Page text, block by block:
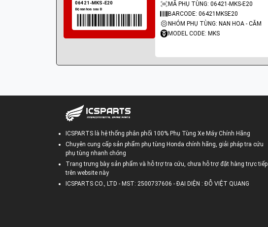
MÃ PHỤ TÙNG: 06421-MKS-E20
BARCODE: 06421MKSE20
NHÓM PHỤ TÙNG: NAN HOA - CĂM
MODEL CODE: MKS
ICSPARTS là hệ thống phân phối 100% Phụ Tùng Xe Máy Chính Hãng
Chuyên cung cấp sản phẩm phụ tùng Honda chính hãng, giải pháp tra cứu
phụ tùng nhanh chóng
Trang trưng bày sản phẩm và hỗ trợ tra cứu, chưa hỗ trợ đặt hàng trực tiếp
trên website này
ICSPARTS CO., LTD - MST: 2500737606 - ĐẠI DIỆN : ĐỖ VIỆT QUANG